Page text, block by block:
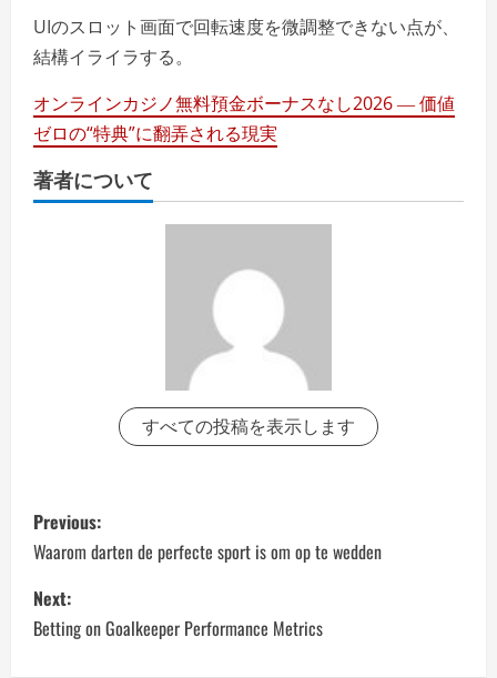
UIのスロット画面で回転速度を微調整できない点が、
結構イライラする。
オンラインカジノ無料預金ボーナスなし2026 ― 価値
ゼロの“特典”に翻弄される現実
著者について
すべての投稿を表示します
P
o
s
t
Previous:
Waarom darten de perfecte sport is om op te wedden
Next:
Betting on Goalkeeper Performance Metrics